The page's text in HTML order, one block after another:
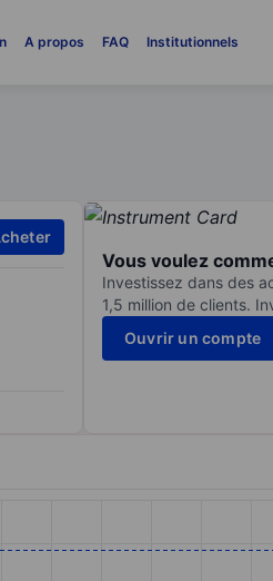
A propos FAQ Institutionnels
Vous voulez
Investissez dans des
1,5 million de clients.
Ouvrir un compte